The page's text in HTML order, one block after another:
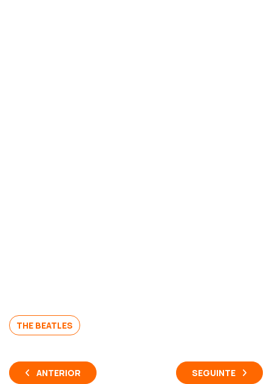
THE BEATLES
ANTERIOR SEGUINTE